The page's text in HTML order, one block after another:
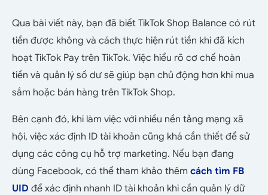
Qua bài viết này, bạn đã biết TikTok Shop Balance có rút
tiền được không và cách thực hiện rút tiền khi đã kích
hoạt TikTok Pay trên TikTok. Việc hiểu rõ cơ chế hoàn
tiền và quản lý số dư sẽ giúp bạn chủ động hơn khi mua
sắm hoặc bán hàng trên TikTok Shop.
Bên cạnh đó, khi làm việc với nhiều nền tảng mạng xã
hội, việc xác định ID tài khoản cũng khá cần thiết để sử
dụng các công cụ hỗ trợ marketing. Nếu bạn đang
dùng Facebook, có thể tham khảo thêm cách tìm FB
UID để xác định nhanh ID tài khoản khi cần quản lý dữ